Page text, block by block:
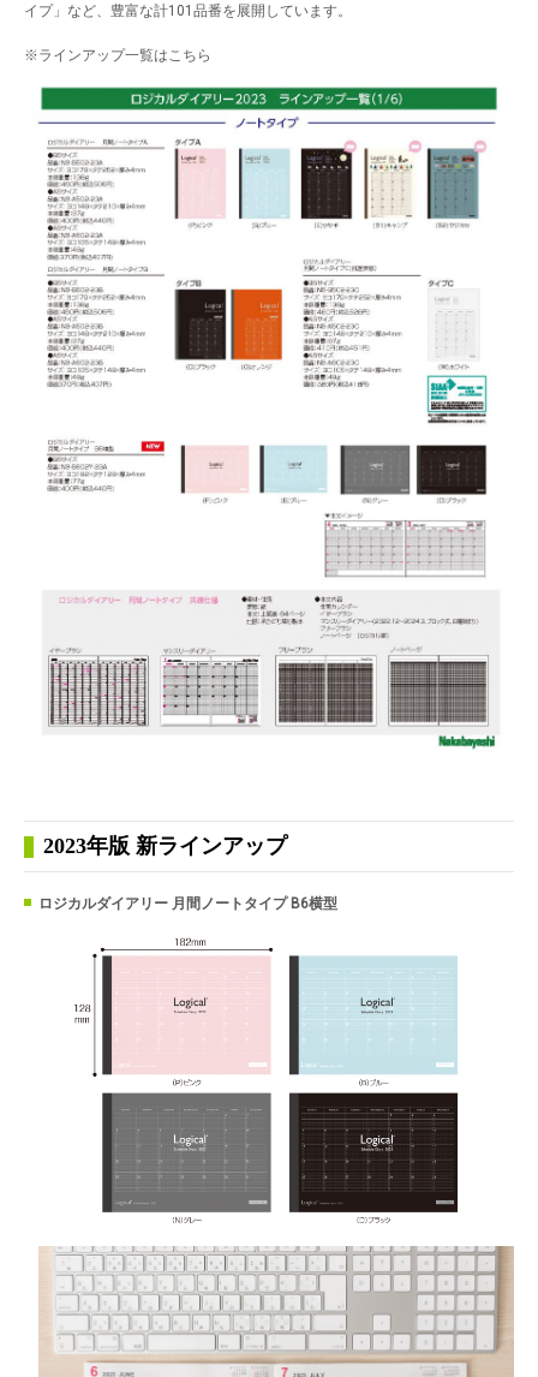
イプ」など、豊富な計101品番を展開しています。
※ラインアップ一覧はこちら
2023年版 新ラインアップ
ロジカルダイアリー 月間ノートタイプ B6横型